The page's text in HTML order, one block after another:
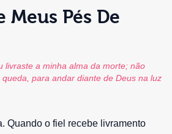
Meus Pés De
livraste a minha alma da morte; não
para andar diante de Deus na luz
Quando o fiel recebe livramento